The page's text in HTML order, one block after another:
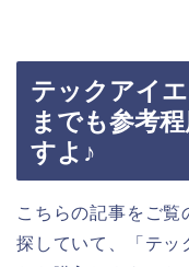
テックアイ
までも参考
すよ♪
こちらの記事をご覧
探していて、「テッ